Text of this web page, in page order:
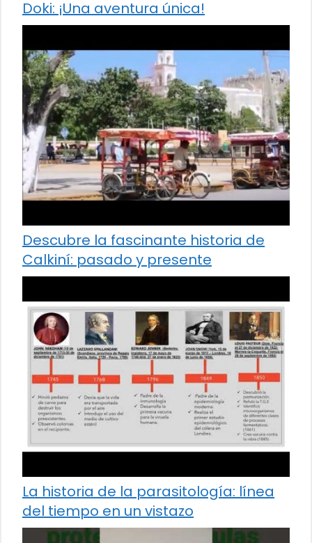
Doki: ¡Una aventura única!
Descubre la fascinante historia de
Calkiní: pasado y presente
La historia de la parasitología: línea
del tiempo en un vistazo